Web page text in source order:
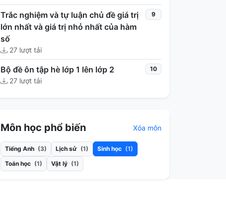
Trắc nghiệm và tự luận chủ đề giá trị
lớn nhất và giá trị nhỏ nhất của hàm
số
27 lượt tải
9
Bộ đề ôn tập hè lớp 1 lên lớp 2
27 lượt tải
10
Môn học phổ biến Xóa môn
Tiếng Anh (3) Lịch sử (1) Sinh học (1)
Toán học (1) Vật lý (1)